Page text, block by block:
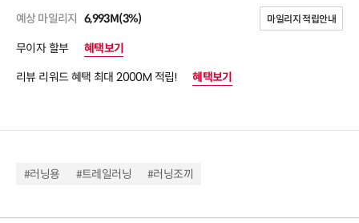
예상 마일리지 6,993M(3%) 마일리지 적립안내
무이자 할부
혜택보기
리뷰 리워드 혜택 최대 2000M 적립!
혜택보기
#러닝용 #트레일러닝 #러닝조끼